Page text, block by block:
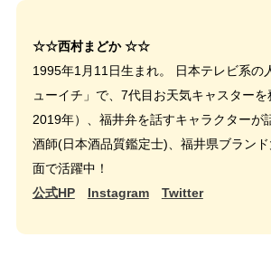
☆☆西村まどか ☆☆
1995年1月11日生まれ。 日本テレビ系の
ューイチ」で、7代目お天気キャスターを
2019年）、福井弁を話すキャラクターが
酒師(日本酒品質鑑定士)、福井県ブラン
面で活躍中！
公式HP
Instagram Twitter